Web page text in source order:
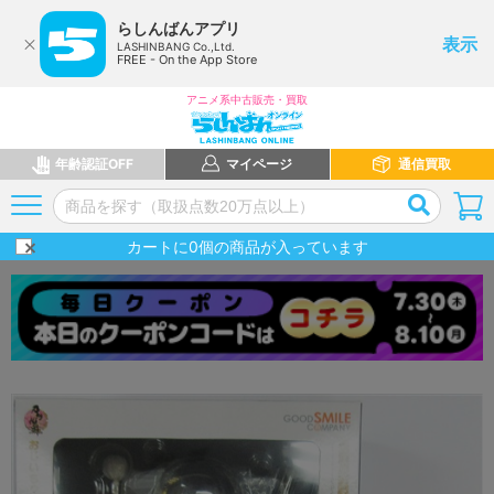
らしんばんアプリ
LASHINBANG Co.,Ltd.
FREE - On the App Store
表示
アニメ系中古販売・買取
年齢認証OFF マイページ 通信買取
カートに0個の商品が入っています